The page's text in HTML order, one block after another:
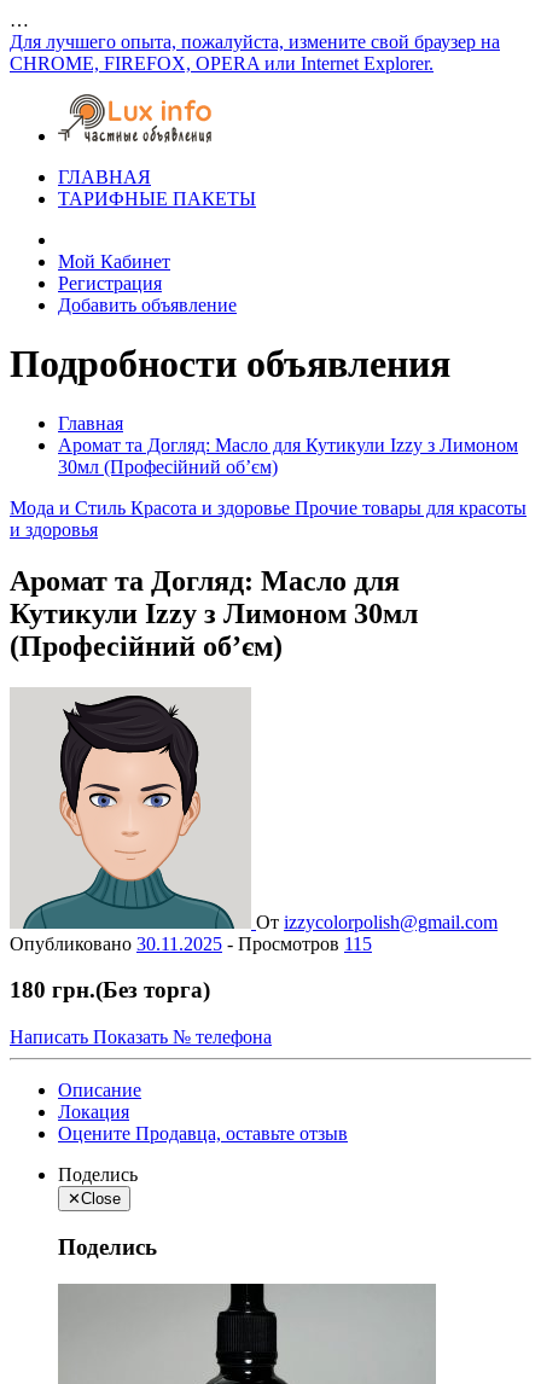
…
Для лучшего опыта, пожалуйста, измените свой браузер на
CHROME, FIREFOX, OPERA или Internet Explorer.
ГЛАВНАЯ
ТАРИФНЫЕ ПАКЕТЫ
Мой Кабинет
Регистрация
Добавить объявление
Подробности объявления
Главная
Аромат та Догляд: Масло для Кутикули Izzy з Лимоном
30мл (Професійний об’єм)
Мода и Стиль Красота и здоровье Прочие товары для красоты
и здоровья
Аромат та Догляд: Масло для
Кутикули Izzy з Лимоном 30мл
(Професійний об’єм)
От izzycolorpolish@gmail.com
Опубликовано 30.11.2025 - Просмотров 115
180 грн.(Без торга)
Написать Показать № телефона
Описание
Локация
Оцените Продавца, оставьте отзыв
Поделись
✕Close
Поделись